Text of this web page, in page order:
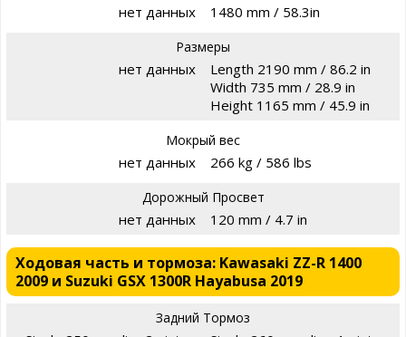
нет данных 1480 mm / 58.3in
Размеры
нет данных
Length 2190 mm / 86.2 in
Width 735 mm / 28.9 in
Height 1165 mm / 45.9 in
Мокрый вес
нет данных 266 kg / 586 lbs
Дорожный Просвет
нет данных 120 mm / 4.7 in
Ходовая часть и тормоза: Kawasaki ZZ-R 1400
2009 и Suzuki GSX 1300R Hayabusa 2019
Задний Тормоз